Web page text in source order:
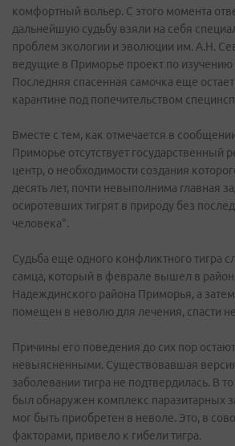
комфортный вольер. С этого момента
дальнейшую судьбу взяли на себя
проблем экологии и эволюции им. А.Н.
ведущие в Приморье проект по изучению
Последняя спасенная самочка еще
карантине под попечительством
Вместе с тем, как отмечается в
Приморье отсутствует государственный
центр, о необходимости создания
десять лет, почти невыполнима главная
осиротевших тигрят в природу без
человека".
Судьба еще одного конфликтного тигра
самца, который в феврале вышел в район
Надеждинского района Приморья, а
помещен в неволю для лечения, спасти
Причины его поведения до сих пор
невыясненными. Существовавшая
заболевании тигра не подтвердилась. В
был обнаружен комплекс паразитарных
мог быть приобретен в неволе. Это, в
факторами, привело к гибели тигра.